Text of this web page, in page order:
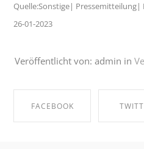
Quelle:Sonstige|
26-01-2023
Veröffentlicht von: admin in
FACEBOOK